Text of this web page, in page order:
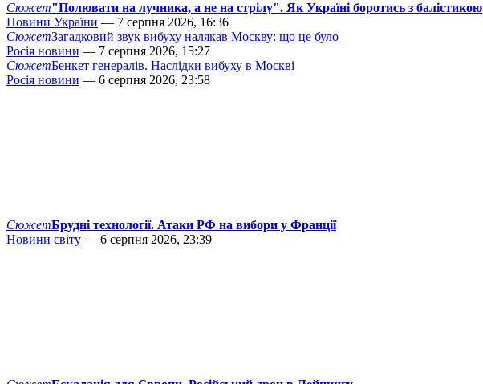
Сюжет"Полювати на лучника, а не на стрілу". Як Україні боротись з балістикою
Новини України — 7 серпня 2026, 16:36
СюжетЗагадковий звук вибуху налякав Москву: що це було
Росія новини — 7 серпня 2026, 15:27
СюжетБенкет генералів. Наслідки вибуху в Москві
Росія новини — 6 серпня 2026, 23:58
СюжетБрудні технології. Атаки РФ на вибори у Франції
Новини світу — 6 серпня 2026, 23:39